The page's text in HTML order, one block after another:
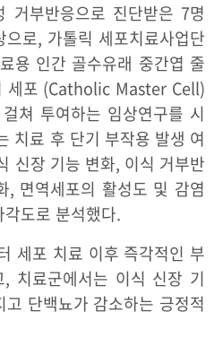
거부반응으로 진단받은 7명
로, 가톨릭 세포치료사업단
용 인간 골수유래 중간엽 줄
세포 (Catholic Master Cell)
쳐 투여하는 임상연구를 시
치료 후 단기 부작용 발생 여
신장 기능 변화, 이식 거부반
, 면역세포의 활성도 및 감염
도로 분석했다.
세포 치료 이후 즉각적인 부
치료군에서는 이식 신장 기
단백뇨가 감소하는 긍정적